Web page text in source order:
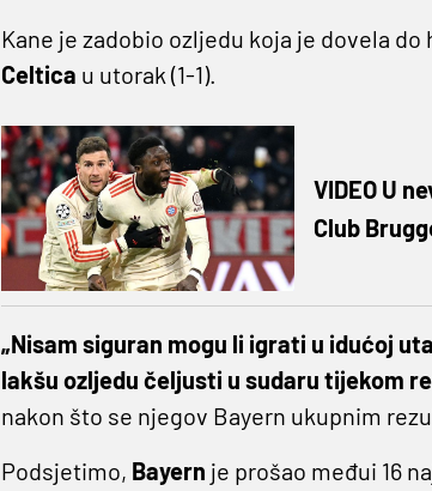
Kane je zadobio ozljedu koja je dovela
Celtica u utorak (1-1).
VIDEO U
Club
„Nisam siguran mogu li igrati u idućoj
lakšu ozljedu čeljusti u sudaru tijekom
nakon što se njegov Bayern ukupnim
Podsjetimo, Bayern je prošao međui 16